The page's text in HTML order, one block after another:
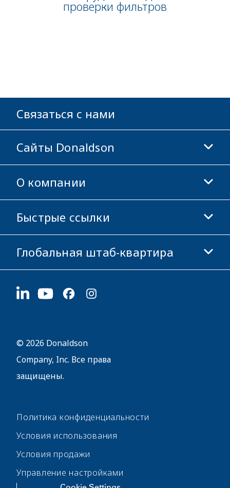
проверки фильтров
Связаться с нами
Сайты Donaldson
Donaldson Life Sciences
Магазин Donaldson
О компании
Информация о компании
Этика и соблюдение норм
Карьера
Быстрые ссылки
Инвесторам
Поставщикам
Устойчивое развитие
Глобальная штаб-квартира
1400 W 94th Street
© 2026 Donaldson
Company, Inc. Все права
защищены.
Политика конфиденциальности
Условия использования
Условия продажи
Управление настройками